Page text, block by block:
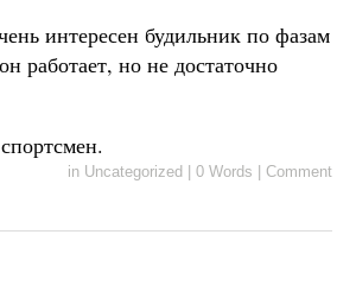
интересен будильник по фазам
работает, но не достаточно
in Uncategorized 0 Words Comment